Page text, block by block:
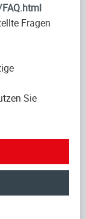
Fragen
Sie